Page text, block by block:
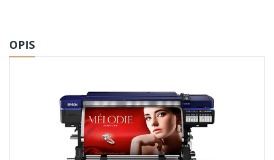
OPIS